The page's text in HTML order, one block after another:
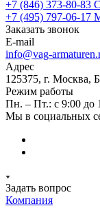
+7 (846) 373-80-83
+7 (495) 797-06-17
Заказать звонок
E-mail
info@vag-
Адрес
125375, г. Москва,
Режим работы
Пн. – Пт.: с 9:00 до
Мы в социальных
Задать вопрос
Компания